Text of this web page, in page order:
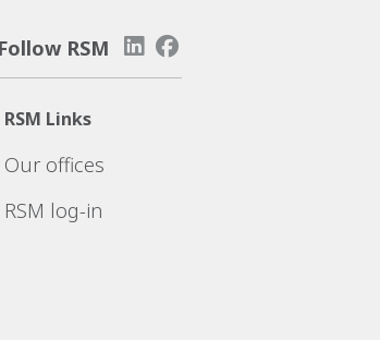
Follow RSM
RSM Links
Our offices
RSM log-in